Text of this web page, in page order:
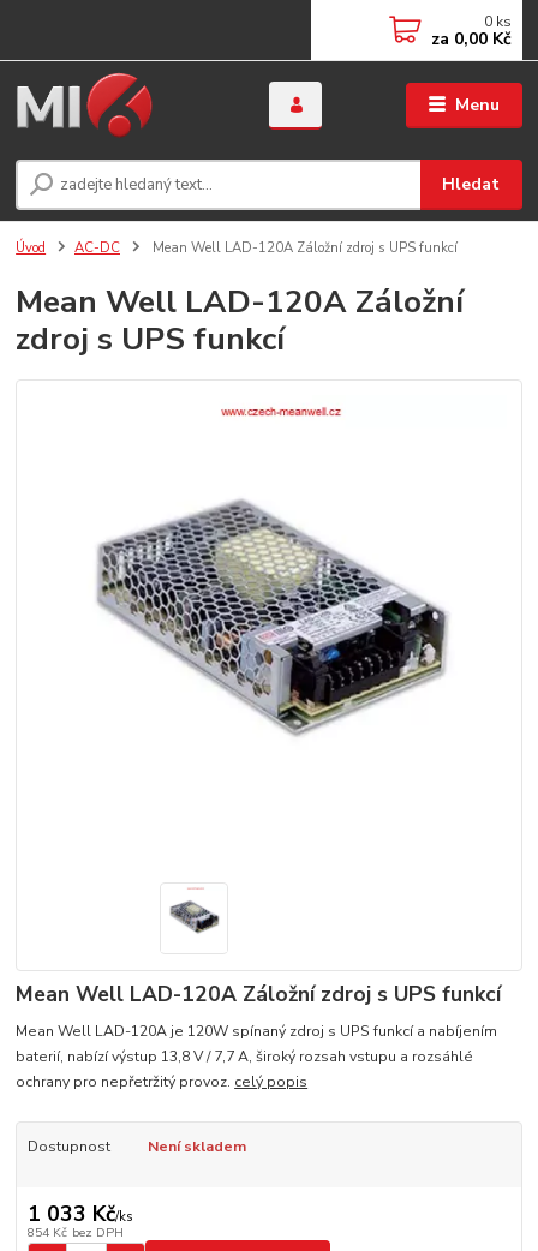
Menu
Hledat
0 ks
za 0,00 Kč
Úvod AC-DC Mean Well LAD-120A Záložní zdroj s UPS funkcí
Mean Well LAD-120A Záložní
zdroj s UPS funkcí
Mean Well LAD-120A Záložní zdroj s UPS funkcí
Mean Well LAD-120A je 120W spínaný zdroj s UPS funkcí a nabíjením
baterií, nabízí výstup 13,8 V / 7,7 A, široký rozsah vstupu a rozsáhlé
ochrany pro nepřetržitý provoz. celý popis
Dostupnost Není skladem
1 033 Kč/ks
854 Kč bez DPH